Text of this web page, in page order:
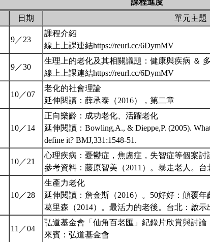
課程進度
日期 單元主題
9／23
課程介紹
線上上課連結https://reurl.cc/6DymMV
9／30
生理上的老化及其相關議題：健康與疾病 ＆
線上上課連結https://reurl.cc/6DymMV
10／07
老化的社會理論
延伸閱讀：薛承泰（2016），第二章
10／14
正向樂齡：成功老化、活躍老化
延伸閱讀：Bowling,A., & Dieppe,P. (2005).
define it? BMJ,331:1548-51.
10／21
心理疾病：憂鬱症，焦慮症，失智症等個案討
參考資料：藤原智美（2011）。暴走老人。台
10／28
生產力老化
延伸閱讀：詹金斯（2016）。50好好：顛覆年
葛里森（2014）。最活力的老後。台北：啟示
11／04
弘道基金會「仙角百老匯」紀錄片欣賞與討論
來賓：弘道基金會